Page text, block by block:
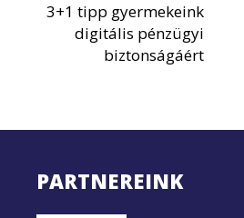
3+1 tipp gyermekeink
digitális pénzügyi
biztonságáért
PARTNEREINK